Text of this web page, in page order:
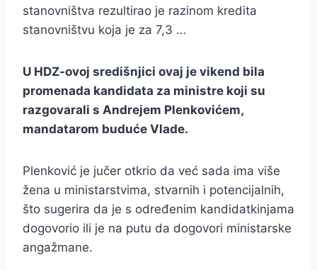
stanovništva rezultirao je razinom kredita
stanovništvu koja je za 7,3 …
U HDZ-ovoj središnjici ovaj je vikend bila
promenada kandidata za ministre koji su
razgovarali s Andrejem Plenkovićem,
mandatarom buduće Vlade.
Plenković je jučer otkrio da već sada ima više
žena u ministarstvima, stvarnih i potencijalnih,
što sugerira da je s određenim kandidatkinjama
dogovorio ili je na putu da dogovori ministarske
angažmane.